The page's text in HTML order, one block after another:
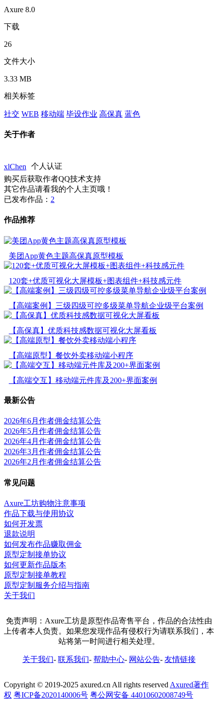
Axure 8.0
下载
26
文件大小
3.33 MB
相关标签
社交 WEB 移动端 毕设作业 高保真 蓝色
关于作者
xlChen
个人认证
购买后获取作者QQ技术支持
其它作品请看我的个人主页哦！
已发布作品： 2
作品推荐
美团App黄色主题高保真原型模板
120套+优质可视化大屏模板+图表组件+科技感元件
【高端案例】三级四级可控多级菜单导航企业级平台案例
【高保真】优质科技感数据可视化大屏看板
【高端原型】餐饮外卖移动端小程序
【高端交互】移动端元件库及200+界面案例
最新公告
2026年6月作者佣金结算公告
2026年5月作者佣金结算公告
2026年4月作者佣金结算公告
2026年3月作者佣金结算公告
2026年2月作者佣金结算公告
常见问题
Axure工坊购物注意事项
作品下载与使用协议
如何开发票
退款说明
如何发布作品赚取佣金
原型定制接单协议
如何更新作品版本
原型定制接单教程
原型定制服务介绍与指南
关于我们
免责声明：Axure工坊是原型作品寄售平台，作品的合法性由
上传者本人负责。如果您发现作品有侵权行为请联系我们，本
站将第一时间进行相关处理。
关于我们- 联系我们- 帮助中心- 网站公告- 友情链接
Copyright © 2019-2025 axured.cn All rights reserved Axured著作
权 粤ICP备2020140006号 粤公网安备 44010602008749号